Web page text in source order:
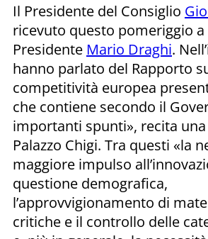
Il Presidente del Consiglio
ricevuto questo pomeriggio a
Presidente Mario Draghi.
hanno parlato del Rapporto
competitività europea
che contiene secondo il
importanti spunti», recita
Palazzo Chigi. Tra questi «la
maggiore impulso
questione demografica,
l’approvvigionamento di
critiche e il controllo delle